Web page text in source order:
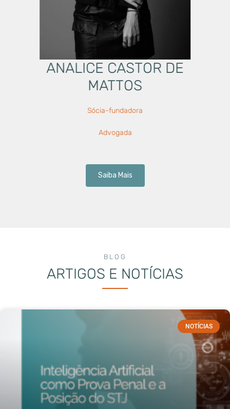
ANALICE CASTOR DE
MATTOS
Sócia-fundadora
Advogada
Saiba Mais
BLOG
ARTIGOS E NOTÍCIAS
NOTÍCIAS